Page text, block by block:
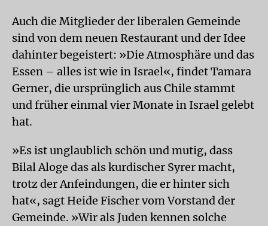
Auch die Mitglieder der liberalen Gemeinde
sind von dem neuen Restaurant und der Idee
dahinter begeistert: »Die Atmosphäre und das
Essen – alles ist wie in Israel«, findet Tamara
Gerner, die ursprünglich aus Chile stammt
und früher einmal vier Monate in Israel gelebt
hat.
»Es ist unglaublich schön und mutig, dass
Bilal Aloge das als kurdischer Syrer macht,
trotz der Anfeindungen, die er hinter sich
hat«, sagt Heide Fischer vom Vorstand der
Gemeinde. »Wir als Juden kennen solche